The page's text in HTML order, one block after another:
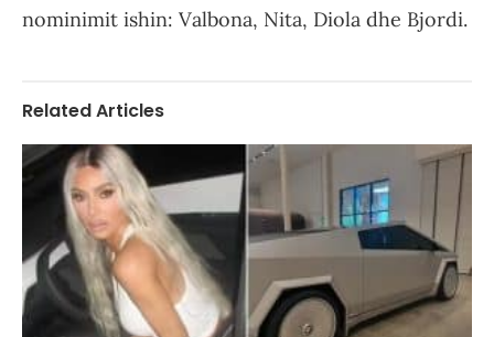
nominimit ishin: Valbona, Nita, Diola dhe Bjordi.
Related Articles